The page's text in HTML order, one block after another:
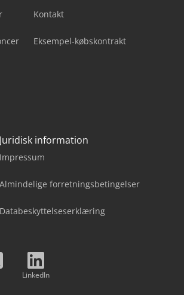
Kontakt
Eksempel-købskontrakt
Juridisk information
Impressum
Almindelige forretningsbetingelser
Databeskyttelseserklæring
LinkedIn